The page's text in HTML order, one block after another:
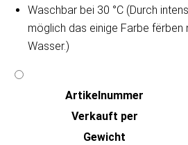
Waschbar bei 30 °C (Durch
möglich das einige Farbe
Wasser.)
Artikeln‌ummer
Verkauft per
Gewicht